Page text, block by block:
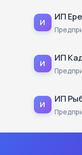
И
ИП
И
ИП
И
ИП